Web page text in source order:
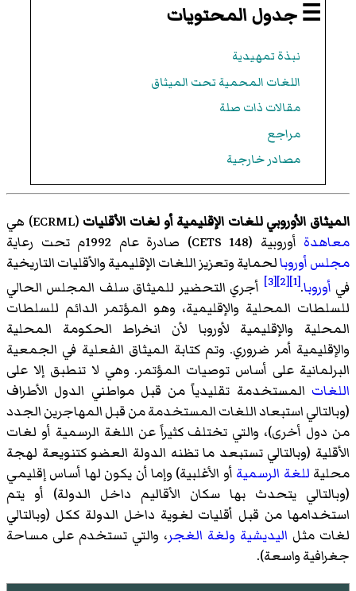
☰ جدول المحتويات
نبذة تمهيدية
اللغات المحمية تحت الميثاق
مقالات ذات صلة
مراجع
مصادر خارجية
الميثاق الأوروبي للغات الإقليمية أو لغات الأقليات (ECRML) هي
معاهدة أوروبية (CETS 148) صادرة عام 1992م تحت رعاية
مجلس أوروبالحماية وتعزيز اللغات الإقليمية والأقليات التاريخية
في أوروبا.
[1]
[2]
[3]
أجري التحضير للميثاق سلف المجلس الحالي
للسلطات المحلية والإقليمية، وهو المؤتمر الدائم للسلطات
المحلية والإقليمية لأوروبا لأن انخراط الحكومة المحلية
والإقليمية أمر ضروري. وتم كتابة الميثاق الفعلية في الجمعية
البرلمانية على أساس توصيات المؤتمر. وهي لا تنطبق إلا على
اللغات المستخدمة تقليدياً من قبل مواطني الدول الأطراف
(وبالتالي استبعاد اللغات المستخدمة من قبل المهاجرين الجدد
من دول أخرى)، والتي تختلف كثيراً عن اللغة الرسمية أو لغات
الأقلية (وبالتالي تستبعد ما تظنه الدولة العضو كتنويعة لهجة
محلية للغة الرسمية أو الأغلبية) وإما أن يكون لها أساس إقليمي
(وبالتالي يتحدث بها سكان الأقاليم داخل الدولة) أو يتم
استخدامها من قبل أقليات لغوية داخل الدولة ككل (وبالتالي
لغات مثل اليديشية ولغة الغجر، والتي تستخدم على مساحة
جغرافية واسعة).